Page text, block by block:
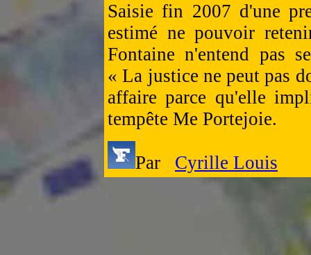
Saisie fin 2007 d'une
estimé ne pouvoir
Fontaine n'entend pas
« La justice ne peut pas
affaire parce qu'elle
tempête Me Portejoie.
Par Cyrille Louis